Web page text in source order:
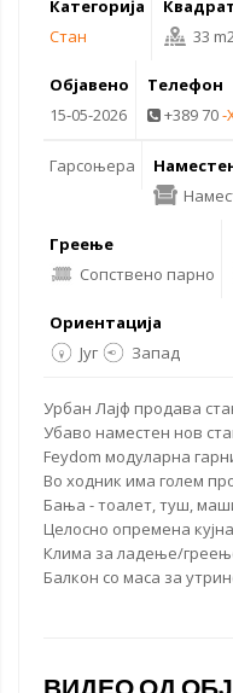
Категорија
Стан
33
Објавено
15-05-2026
Телефон
+389 70-
Гарсоњера
Греење
Сопствено парно
Ориентација
Југ
Запад
Урбан Лајф продава
Убаво наместен нов
Feydom модуларна
Во ходник има голем
Бања - тоалет, туш,
Целосно опремена
Клима за ладење/
Балкон со маса за
ВИДЕО ОД